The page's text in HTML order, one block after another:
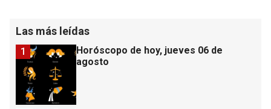
Las más leídas
Horóscopo de hoy, jueves 06 de
agosto
1